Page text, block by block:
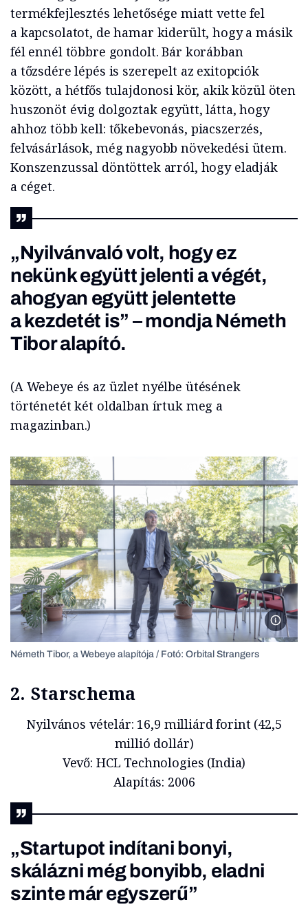
termékfejlesztés lehetősége miatt vette fel
a kapcsolatot, de hamar kiderült, hogy a másik
fél ennél többre gondolt. Bár korábban
a tőzsdére lépés is szerepelt az exitopciók
között, a hétfős tulajdonosi kör, akik közül öten
huszonöt évig dolgoztak együtt, látta, hogy
ahhoz több kell: tőkebevonás, piacszerzés,
felvásárlások, még nagyobb növekedési ütem.
Konszenzussal döntöttek arról, hogy eladják
a céget.
„Nyilvánvaló volt, hogy ez
nekünk együtt jelenti a végét,
ahogyan együtt jelentette
a kezdetét is” – mondja Németh
Tibor alapító.
(A Webeye és az üzlet nyélbe ütésének
történetét két oldalban írtuk meg a
magazinban.)
Németh Tibor, a Webeye alapítója / Fotó: Orbital Strangers
2. Starschema
Nyilvános vételár: 16,9 milliárd forint (42,5
millió dollár)
Vevő: HCL Technologies (India)
Alapítás: 2006
„Startupot indítani bonyi,
skálázni még bonyibb, eladni
szinte már egyszerű”